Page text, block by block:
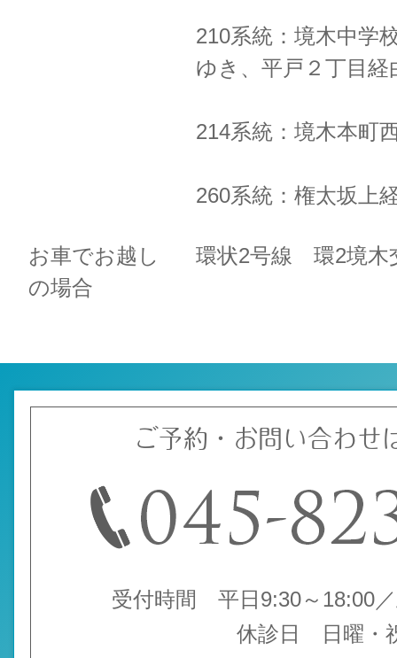
210系統：境木中学
ゆき、 平戸２丁目経
214系統：境木本町
260系統：権太坂上
お車でお越し
の場合
環状2号線 環2境木
ご予約・お問い合わせ
受付時間 平日9:30～18:00
休診日 日曜・